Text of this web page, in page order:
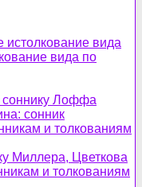
вида
вида по
соннику Лоффа
сонник
и толкованиям
Миллера, Цветкова
и толкованиям